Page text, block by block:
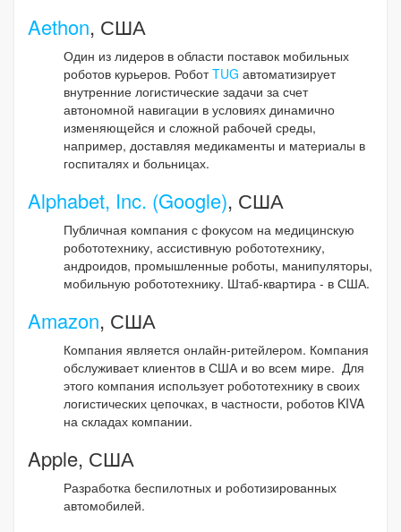
Aethon, США
Один из лидеров в области поставок мобильных
роботов курьеров. РоботTUG автоматизирует
внутренние логистические задачи за счет
автономной навигации в условиях динамично
изменяющейся и сложной рабочей среды,
например, доставляя медикаменты и материалы в
госпиталях и больницах.
Alphabet, Inc. (Google), США
Публичная компания с фокусом на медицинскую
робототехнику, ассистивную робототехнику,
андроидов, промышленные роботы, манипуляторы,
мобильную робототехнику. Штаб-квартира - в США.
Amazon, США
Компания является онлайн-ритейлером. Компания
обслуживает клиентов в США и во всем мире. Для
этого компания использует робототехнику в своих
логистических цепочках, в частности, роботов KIVA
на складах компании.
Apple, США
Разработка беспилотных и роботизированных
автомобилей.